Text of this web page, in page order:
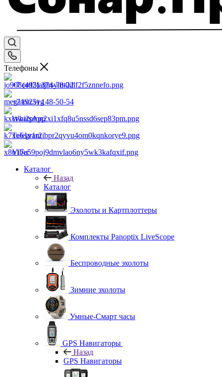
Телефоны
+7 (495) 374-78-22
+7 (925) 148-50-54
WhatsApp
Telegram
Viber
Каталог
Назад
Каталог
Эхолоты и Картплоттеры
Комплекты Panoptix LiveScope
Беспроводные эхолоты
Зимние эхолоты
Умные-Смарт часы
GPS Навигаторы
Назад
GPS Навигаторы